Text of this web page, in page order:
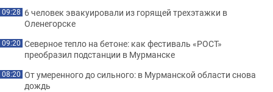
09:28 6 человек эвакуировали из горящей трехэтажки в
Оленегорске
09:20 Северное тепло на бетоне: как фестиваль «РОСТ»
преобразил подстанции в Мурманске
08:20 От умеренного до сильного: в Мурманской области снова
дождь